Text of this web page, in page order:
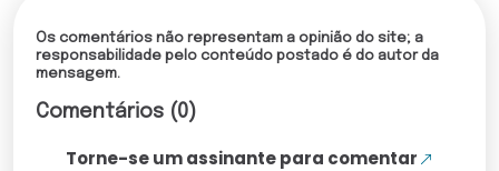
Os comentários não representam a opinião do site; a
responsabilidade pelo conteúdo postado é do autor da
mensagem.
Comentários (0)
Torne-se um assinante para comentar